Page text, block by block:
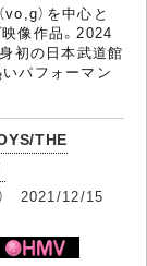
）を中心と
像作品。2024
初の日本武道館
パフォーマン
THE
2021/12/15